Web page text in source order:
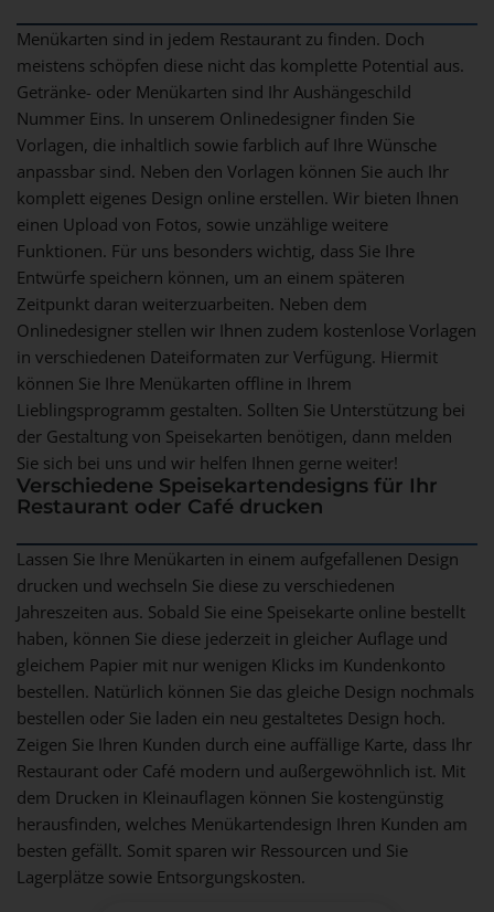
Menükarten sind in jedem Restaurant zu finden. Doch
meistens schöpfen diese nicht das komplette Potential aus.
Getränke- oder Menükarten sind Ihr Aushängeschild
Nummer Eins. In unserem Onlinedesigner finden Sie
Vorlagen, die inhaltlich sowie farblich auf Ihre Wünsche
anpassbar sind. Neben den Vorlagen können Sie auch Ihr
komplett eigenes Design online erstellen. Wir bieten Ihnen
einen Upload von Fotos, sowie unzählige weitere
Funktionen. Für uns besonders wichtig, dass Sie Ihre
Entwürfe speichern können, um an einem späteren
Zeitpunkt daran weiterzuarbeiten. Neben dem
Onlinedesigner stellen wir Ihnen zudem kostenlose Vorlagen
in verschiedenen Dateiformaten zur Verfügung. Hiermit
können Sie Ihre Menükarten offline in Ihrem
Lieblingsprogramm gestalten. Sollten Sie Unterstützung bei
der Gestaltung von Speisekarten benötigen, dann melden
Sie sich bei uns und wir helfen Ihnen gerne weiter!
Verschiedene Speisekartendesigns für Ihr
Restaurant oder Café drucken
Lassen Sie Ihre Menükarten in einem aufgefallenen Design
drucken und wechseln Sie diese zu verschiedenen
Jahreszeiten aus. Sobald Sie eine Speisekarte online bestellt
haben, können Sie diese jederzeit in gleicher Auflage und
gleichem Papier mit nur wenigen Klicks im Kundenkonto
bestellen. Natürlich können Sie das gleiche Design nochmals
bestellen oder Sie laden ein neu gestaltetes Design hoch.
Zeigen Sie Ihren Kunden durch eine auffällige Karte, dass Ihr
Restaurant oder Café modern und außergewöhnlich ist. Mit
dem Drucken in Kleinauflagen können Sie kostengünstig
herausfinden, welches Menükartendesign Ihren Kunden am
besten gefällt. Somit sparen wir Ressourcen und Sie
Lagerplätze sowie Entsorgungskosten.